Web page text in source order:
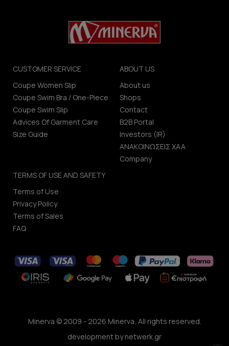
CUSTOMER SERVICE
Coupe Women Slip
Coupe Swim Bra / One-Piece
Coupe Swim Slip
Advices Of Garment Care
Size Guide
ABOUT US
About us
Shops
Contact
B2B Portal
Investors (IR)
ΑΝΑΚΟΙΝΩΣΕΙΣ ΧΑΑ
Company
TERMS OF USE AND SAFETY
Terms of Use
Privacy Policy
Terms of Sales
FAQ
Minerva © 2009 - 2026 Minerva, All rights reserved.
development bynetwerk.gr